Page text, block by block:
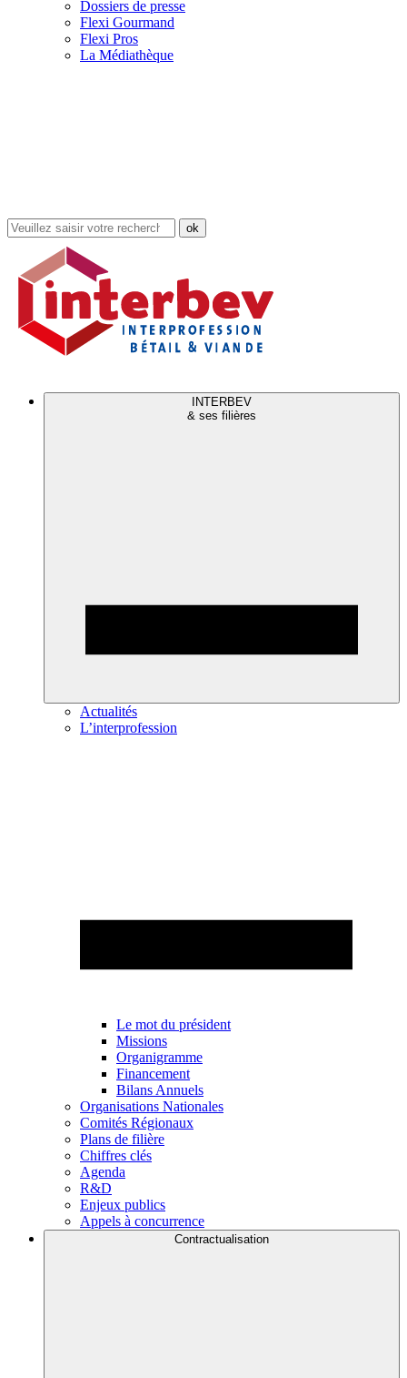
Dossiers de presse
Flexi Gourmand
Flexi Pros
La Médiathèque
Rechercher
dans
site
INTERBEV
& ses filières
Actualités
L’interprofession
Le mot du président
Missions
Organigramme
Financement
Bilans Annuels
Organisations Nationales
Comités Régionaux
Plans de filière
Chiffres clés
Agenda
R&D
Enjeux publics
Appels à concurrence
Contractualisation